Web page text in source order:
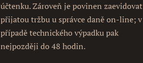
účtenku. Zároveň je povinen zaevidovat
přijatou tržbu u správce daně on-line; v
případě technického výpadku pak
nejpozději do 48 hodin.